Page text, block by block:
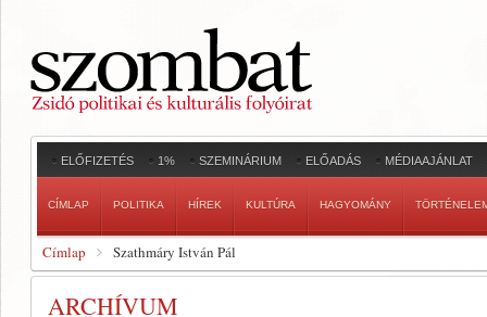
ELŐFIZETÉS 1% SZEMINÁRIUM ELŐADÁS MÉDIAAJÁNLAT
CÍMLAP POLITIKA HÍREK KULTÚRA HAGYOMÁNY
Címlap Szathmáry István Pál
ARCHÍVUM